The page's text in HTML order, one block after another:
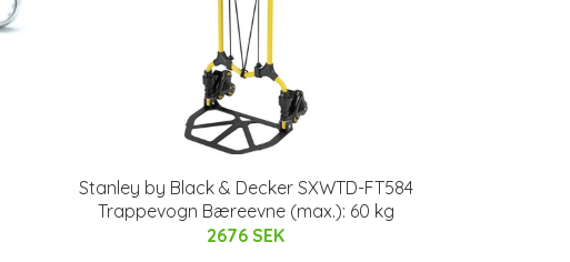
Stanley by Black & Decker SXWTD-FT584
Trappevogn Bæreevne (max.): 60 kg
2676 SEK